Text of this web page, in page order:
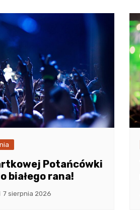
Potańcówki
białego rana!
7 sierpnia 2026